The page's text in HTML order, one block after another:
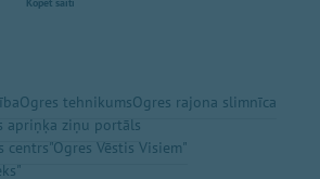
Ogres tehnikumsOgres rajona slimnīca
apriņķa ziņu portāls
centrs"Ogres Vēstis Visiem"